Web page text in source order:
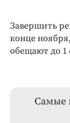
Завершить
конце
обещают до 1
Самые